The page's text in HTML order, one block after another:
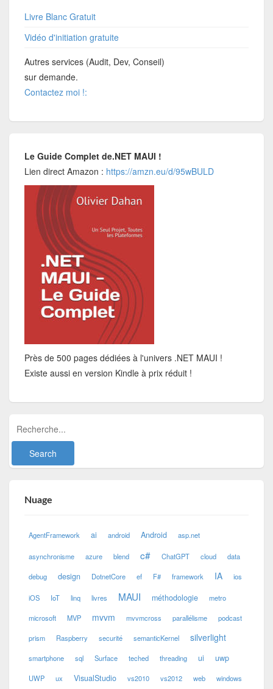
Livre Blanc Gratuit
Vidéo d'initiation gratuite
Autres services (Audit, Dev, Conseil)
sur demande.
Contactez moi !:
Le Guide Complet de.NET MAUI !
Lien direct Amazon : https://amzn.eu/d/95wBULD
Près de 500 pages dédiées à l'univers .NET MAUI !
Existe aussi en version Kindle à prix réduit !
Nuage
AgentFramework ai android Android asp.net
asynchronisme azure blend c# ChatGPT cloud data
debug design DotnetCore ef F# framework IA ios
iOS IoT linq livres MAUI méthodologie metro
microsoft MVP mvvm mvvmcross parallélisme podcast
prism Raspberry securité semanticKernel silverlight
smartphone sql Surface teched threading ui uwp
UWP ux VisualStudio vs2010 vs2012 web windows